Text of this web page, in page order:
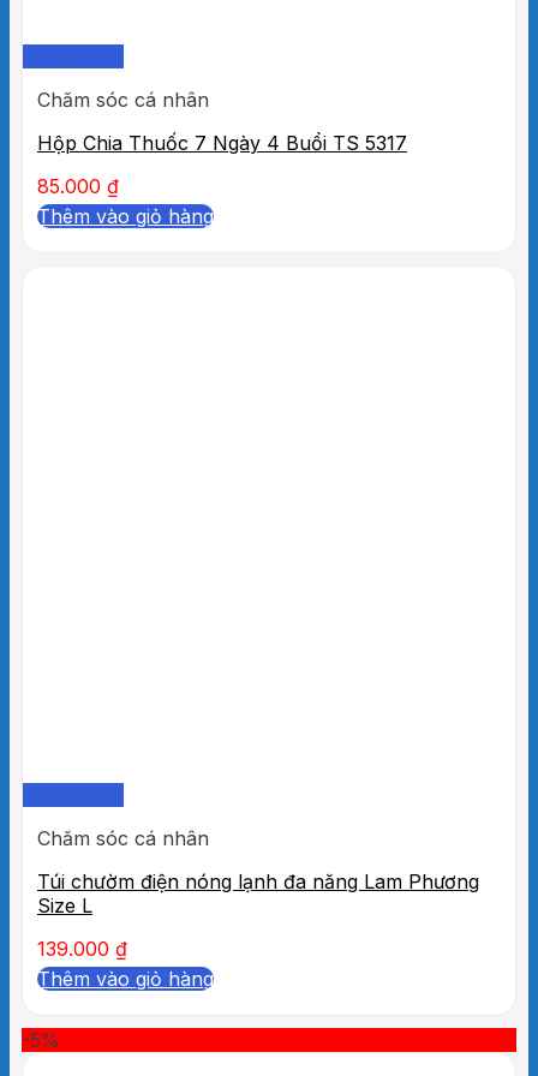
Chăm sóc cá nhân
Hộp Chia Thuốc 7 Ngày 4 Buổi TS 5317
85.000 ₫
Thêm vào giỏ hàng
Chăm sóc cá nhân
Túi chườm điện nóng lạnh đa năng Lam Phương
Size L
139.000 ₫
Thêm vào giỏ hàng
-5%